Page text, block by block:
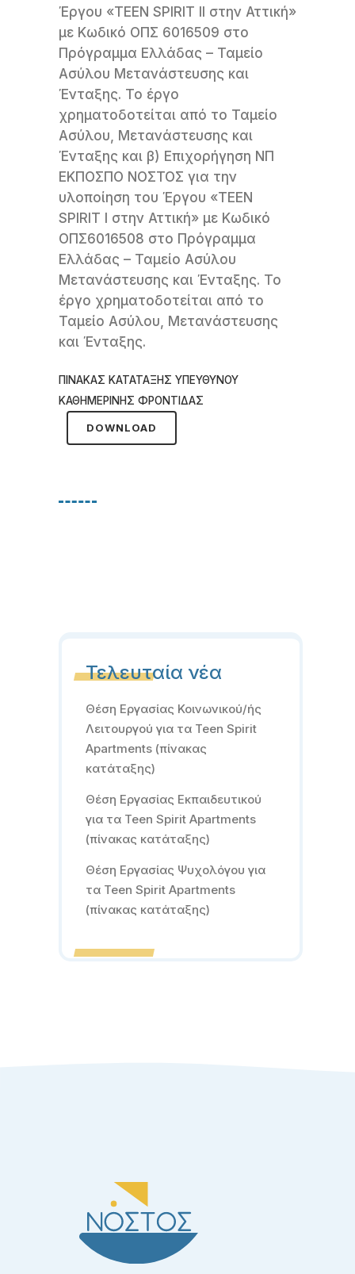
Έργου «TEEN SPIRIT II στην Αττική»
με Κωδικό ΟΠΣ 6016509 στο
Πρόγραμμα Ελλάδας – Ταμείο
Ασύλου Μετανάστευσης και
Ένταξης. Το έργο
χρηματοδοτείται από το Ταμείο
Ασύλου, Μετανάστευσης και
Ένταξης και β) Επιχορήγηση ΝΠ
ΕΚΠΟΣΠΟ ΝΟΣΤΟΣ για την
υλοποίηση του Έργου «TEEN
SPIRIT I στην Αττική» με Κωδικό
ΟΠΣ6016508 στο Πρόγραμμα
Ελλάδας – Ταμείο Ασύλου
Μετανάστευσης και Ένταξης. Το
έργο χρηματοδοτείται από το
Ταμείο Ασύλου, Μετανάστευσης
και Ένταξης.
ΠΙΝΑΚΑΣ ΚΑΤΑΤΑΞΗΣ ΥΠΕΥΘΥΝΟΥ
ΚΑΘΗΜΕΡΙΝΗΣ ΦΡΟΝΤΙΔΑΣ
DOWNLOAD
Τελευταία νέα
Θέση Εργασίας Κοινωνικού/ής
Λειτουργού για τα Teen Spirit
Apartments (πίνακας
κατάταξης)
Θέση Εργασίας Εκπαιδευτικού
για τα Teen Spirit Apartments
(πίνακας κατάταξης)
Θέση Εργασίας Ψυχολόγου για
τα Teen Spirit Apartments
(πίνακας κατάταξης)